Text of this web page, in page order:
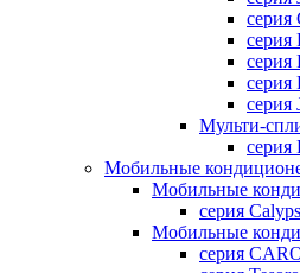
серия
серия
серия
Мульти-
серия
Мобильные
Мобильные
серия
Мобильные
серия